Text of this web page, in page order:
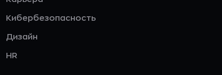
Кибербезопасность
Дизайн
HR